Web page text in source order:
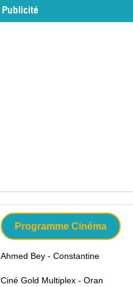
Publicité
Programme Cinéma
Ahmed Bey - Constantine
Ciné Gold Multiplex - Oran